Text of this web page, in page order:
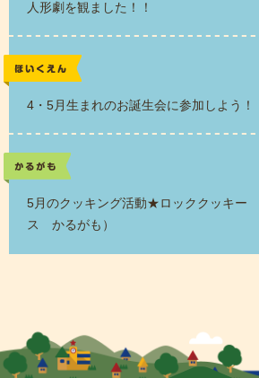
人形劇を観ました！！
4・5月生まれのお誕生会に参加しよう！
5月のクッキング活動★ロッククッキー
ス かるがも）